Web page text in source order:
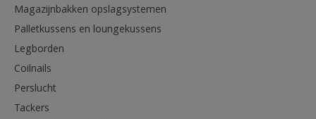
Magazijnbakken opslagsystemen
Palletkussens en loungekussens
Legborden
Coilnails
Perslucht
Tackers